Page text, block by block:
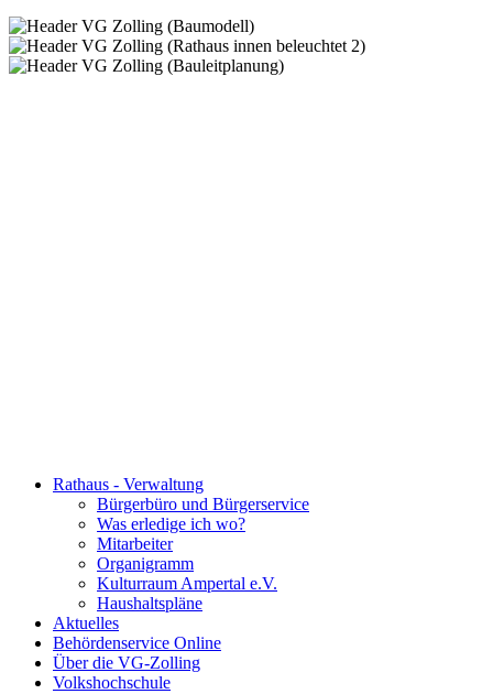
Rathaus - Verwaltung
Bürgerbüro und Bürgerservice
Was erledige ich wo?
Mitarbeiter
Organigramm
Kulturraum Ampertal e.V.
Haushaltspläne
Aktuelles
Behördenservice Online
Über die VG-Zolling
Volkshochschule